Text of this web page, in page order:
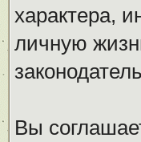
характера,
личную
Вы